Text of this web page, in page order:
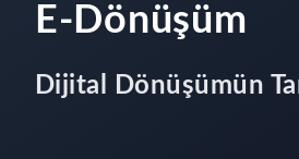
E-Dönüşüm
Dijital Dönüşümün